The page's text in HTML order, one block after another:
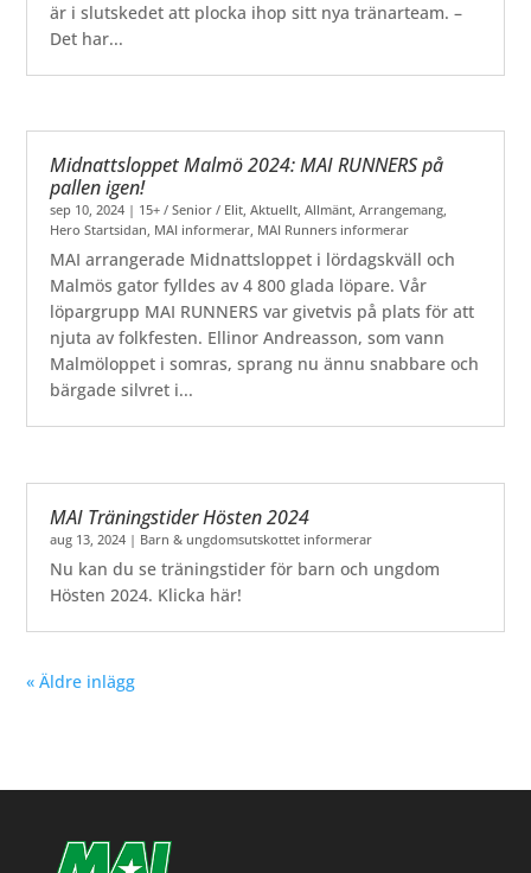
är i slutskedet att plocka ihop sitt nya tränarteam. –
Det har...
Midnattsloppet Malmö 2024: MAI RUNNERS på
pallen igen!
sep 10, 2024 | 15+ / Senior / Elit,Aktuellt,Allmänt,Arrangemang,
Hero Startsidan, MAI informerar, MAI Runners informerar
MAI arrangerade Midnattsloppet i lördagskväll och
Malmös gator fylldes av 4 800 glada löpare. Vår
löpargrupp MAI RUNNERS var givetvis på plats för att
njuta av folkfesten. Ellinor Andreasson, som vann
Malmöloppet i somras, sprang nu ännu snabbare och
bärgade silvret i...
MAI Träningstider Hösten 2024
aug 13, 2024 | Barn & ungdomsutskottet informerar
Nu kan du se träningstider för barn och ungdom
Hösten 2024. Klicka här!
« Äldre inlägg